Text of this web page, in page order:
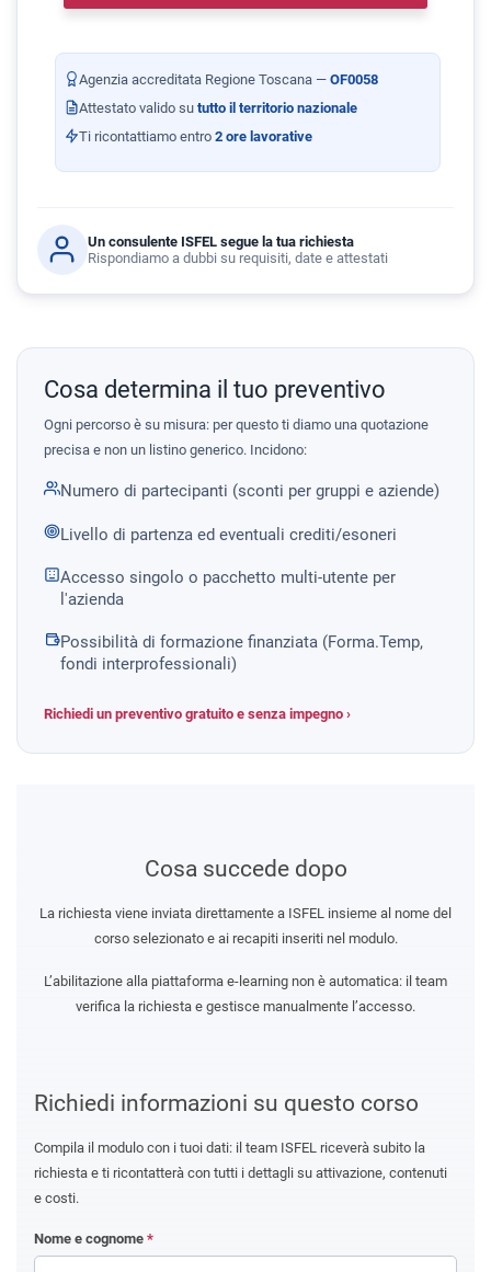
Agenzia accreditata Regione Toscana — OF0058
Attestato valido su tutto il territorio nazionale
Ti ricontattiamo entro 2 ore lavorative
Un consulente ISFEL segue la tua richiesta
Rispondiamo a dubbi su requisiti, date e attestati
Cosa determina il tuo preventivo
Ogni percorso è su misura: per questo ti diamo una quotazione
precisa e non un listino generico. Incidono:
Numero di partecipanti (sconti per gruppi e aziende)
Livello di partenza ed eventuali crediti/esoneri
Accesso singolo o pacchetto multi-utente per
l'azienda
Possibilità di formazione finanziata (Forma.Temp,
fondi interprofessionali)
Richiedi un preventivo gratuito e senza impegno ›
Richiedi informazioni su questo corso
Compila il modulo con i tuoi dati: il team ISFEL riceverà subito la
richiesta e ti ricontatterà con tutti i dettagli su attivazione, contenuti
e costi.
Nome e cognome *
Cosa succede dopo
La richiesta viene inviata direttamente a ISFEL insieme al nome del
corso selezionato e ai recapiti inseriti nel modulo.
L’abilitazione alla piattaforma e-learning non è automatica: il team
verifica la richiesta e gestisce manualmente l’accesso.